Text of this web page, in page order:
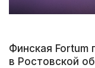
Финская Fortum
в Ростовской